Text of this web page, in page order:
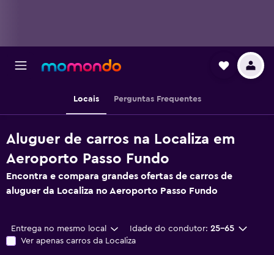
Locais Perguntas Frequentes
Aluguer de carros na Localiza em
Aeroporto Passo Fundo
Encontra e compara grandes ofertas de carros de
aluguer da Localiza no Aeroporto Passo Fundo
Entrega no mesmo local Idade do condutor: 25-65
Ver apenas carros da Localiza